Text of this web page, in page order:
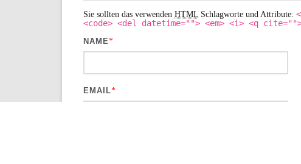
Sie sollten das verwenden HTML Schlagworte und Attribute:
<code> <del datetime=""> <em> <i> <q
NAME*
EMAIL*